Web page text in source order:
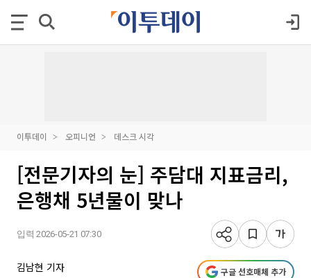
이투데이 오피니언 데스크 시각
[전문기자의 눈] 주담대 지표금리,
은행채 5년물이 맞나
입력 2026-05-21 07:30
김남현 기자 구글 선호매체 추가